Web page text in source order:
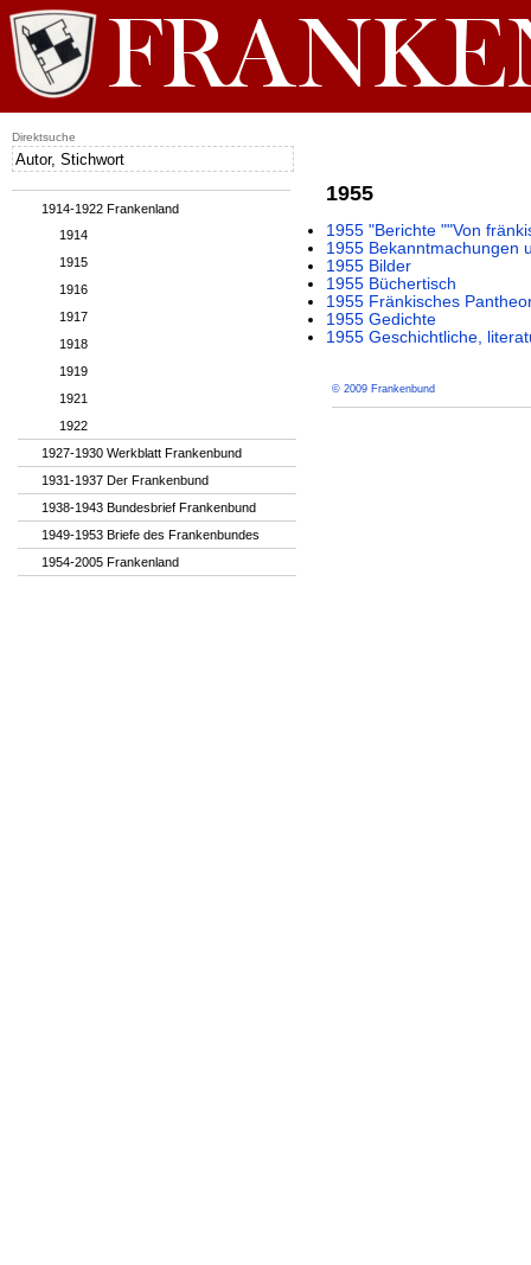
1955
1955 "Berichte ""Von
1955 Bekanntmachungen
1955 Bilder
1955 Büchertisch
1955 Fränkisches
1955 Gedichte
1955 Geschichtliche,
© 2009 Frankenbund
1914-1922 Frankenland
1914
1915
1916
1917
1918
1919
1921
1922
1927-1930 Werkblatt Frankenbund
1931-1937 Der Frankenbund
1938-1943 Bundesbrief Frankenbund
1949-1953 Briefe des Frankenbundes
1954-2005 Frankenland
Direktsuche